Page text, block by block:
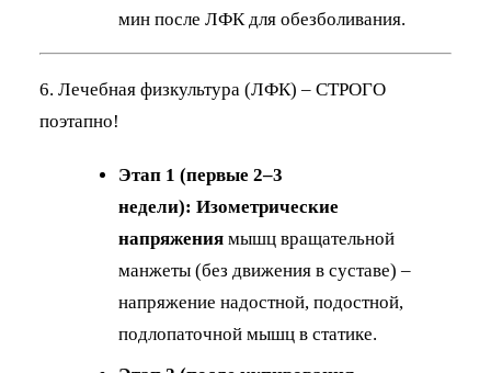
мин после ЛФК для обезболивания.
6. Лечебная физкультура (ЛФК) – СТРОГО
поэтапно!
Этап 1 (первые 2–3
недели): Изометрические
напряжения мышц вращательной
манжеты (без движения в суставе) –
напряжение надостной, подостной,
подлопаточной мышц в статике.